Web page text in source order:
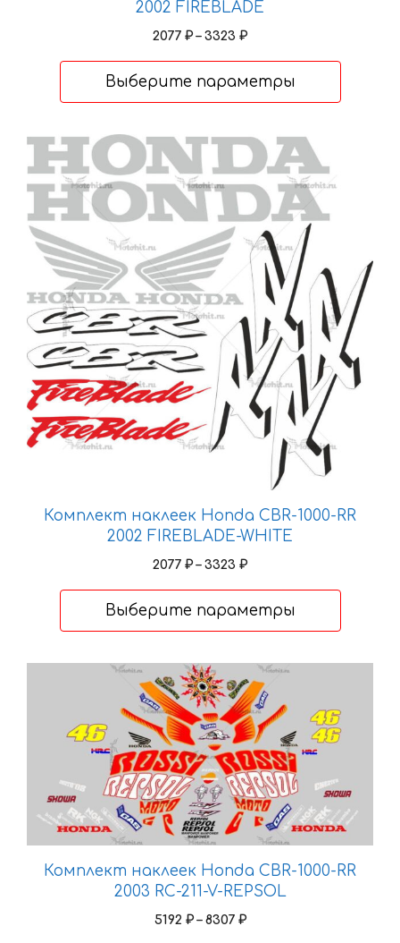
2002 FIREBLADE
2077 ₽ – 3323 ₽Диапазон
–
Выберите параметры
Комплект наклеек Honda CBR-1000-RR
2002 FIREBLADE-WHITE
2077 ₽ – 3323 ₽Диапазон
–
Выберите параметры
Этот
товар
имеет
несколько
вариаций.
Опции
можно
выбрать
на
странице
товара.
Комплект наклеек Honda CBR-1000-RR
2003 RC-211-V-REPSOL
5192 ₽ – 8307 ₽Диапазон
несколько
вариаций.
Опции
можно
выбрать
странице